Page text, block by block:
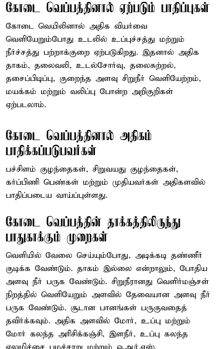
கோடை வெப்பத்தினால் ஏற்படும் பாதிப்புகள்
கோடை வெயிலினால் அதிக வியர்வை
வெளியேறும்போது உடலில் உப்புச்சத்து மற்றும்
நீர்ச்சத்து பற்றாக்குறை ஏற்படுகிறது. இதனால் அதிக
தாகம், தலைவலி, உடல்சோர்வு, தலைசுற்றல்,
தசைப்பிடிப்பு, குறைந்த அளவு சிறுநீர் வெளியேற்றம்,
மயக்கம் மற்றும் வலிப்பு போன்ற அறிகுறிகள்
ஏற்படலாம்.
கோடை வெப்பத்தினால் அதிகம்
பாதிக்கப்படுபவர்கள்
பச்சிளம் குழந்தைகள், சிறுவயது குழந்தைகள்,
கர்ப்பிணி பெண்கள் மற்றும் முதியவர்கள் அதிகளவில்
பாதிப்படைய வாய்ப்புள்ளது.
கோடை வெப்பத்தின் தாக்கத்திலிருந்து
பாதுகாக்கும் முறைகள்
வெளியில் வேலை செய்யும்போது, அடிக்கடி தண்ணீர்
குடிக்க வேண்டும். தாகம் இல்லை என்றாலும், போதிய
அளவு நீர் பருக வேண்டும். சிறுநீரானது வெளிர்மஞ்சள்
நிறத்தில் வெளியேறும் அளவில் தேவையான அளவு நீர்
பருக வேண்டும். சூடான பானங்கள் பருகுவதைத்
தவிர்க்கவும். அதிக அளவில் மோர், உப்பு மற்றும்
மோர் கலந்த அரிசிக்கஞ்சி, இளநீர், உப்பு கலந்த